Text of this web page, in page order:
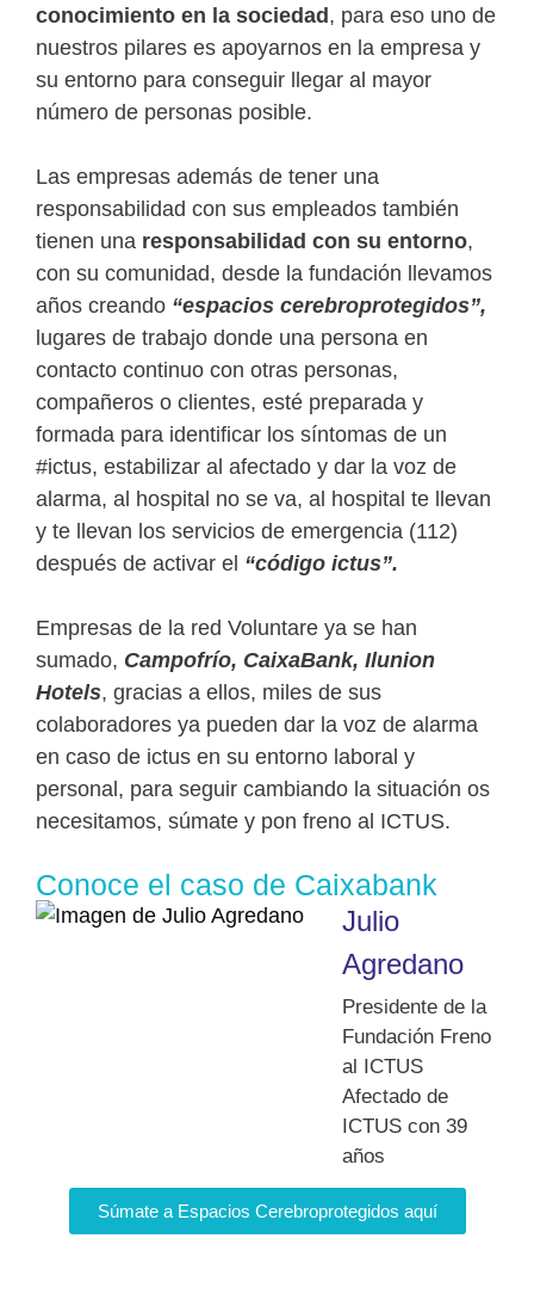
conocimiento en la sociedad , para eso uno de
nuestros pilares es apoyarnos en la empresa y
su entorno para conseguir llegar al mayor
número de personas posible.
Las empresas además de tener una
responsabilidad con sus empleados también
tienen una responsabilidad con su entorno,
con su comunidad, desde la fundación llevamos
años creando “espacios cerebroprotegidos”,
lugares de trabajo donde una persona en
contacto continuo con otras personas,
compañeros o clientes, esté preparada y
formada para identificar los síntomas de un
#ictus, estabilizar al afectado y dar la voz de
alarma, al hospital no se va, al hospital te llevan
y te llevan los servicios de emergencia (112)
después de activar el “código ictus”.
Empresas de la red Voluntare ya se han
sumado, Campofrío, CaixaBank, Ilunion
Hotels, gracias a ellos, miles de sus
colaboradores ya pueden dar la voz de alarma
en caso de ictus en su entorno laboral y
personal, para seguir cambiando la situación os
necesitamos, súmate y pon freno al ICTUS.
Conoce el caso de Caixabank
Julio
Agredano
Presidente de la
Fundación Freno
al ICTUS
Afectado de
ICTUS con 39
años
Súmate a Espacios Cerebroprotegidos aquí